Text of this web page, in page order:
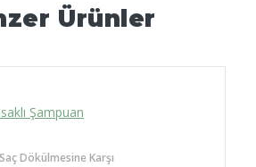
Ürünler
Saç Dökülmesine Karşı